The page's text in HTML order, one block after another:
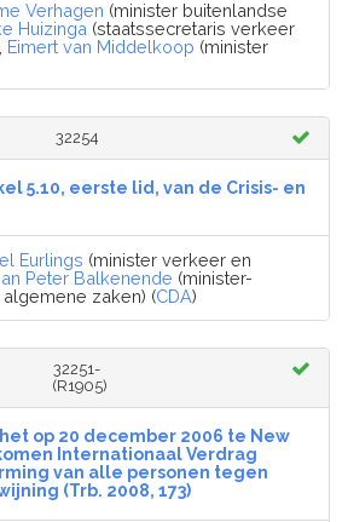
Verhagen (minister buitenlandse
Huizinga (staatssecretaris verkeer
Eimert van Middelkoop (minister
32254
5.10, eerste lid, van de Crisis- en
Eurlings (minister verkeer en
Peter Balkenende (minister-
zaken) (CDA)
32251-
(R1905)
op 20 december 2006 te New
Internationaal Verdrag
van alle personen tegen
(Trb. 2008, 173)